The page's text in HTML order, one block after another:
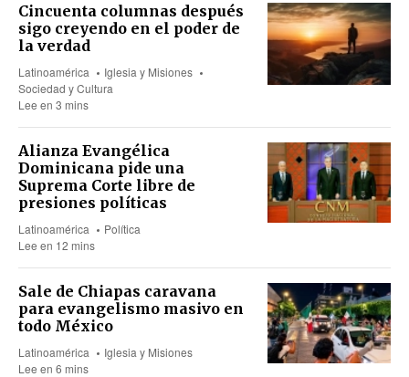
Cincuenta columnas después
sigo creyendo en el poder de
la verdad
Latinoamérica
Iglesia y Misiones
Sociedad y Cultura
Lee en 3 mins
Alianza Evangélica
Dominicana pide una
Suprema Corte libre de
presiones políticas
Latinoamérica
Política
Lee en 12 mins
Sale de Chiapas caravana
para evangelismo masivo en
todo México
Latinoamérica
Iglesia y Misiones
Lee en 6 mins